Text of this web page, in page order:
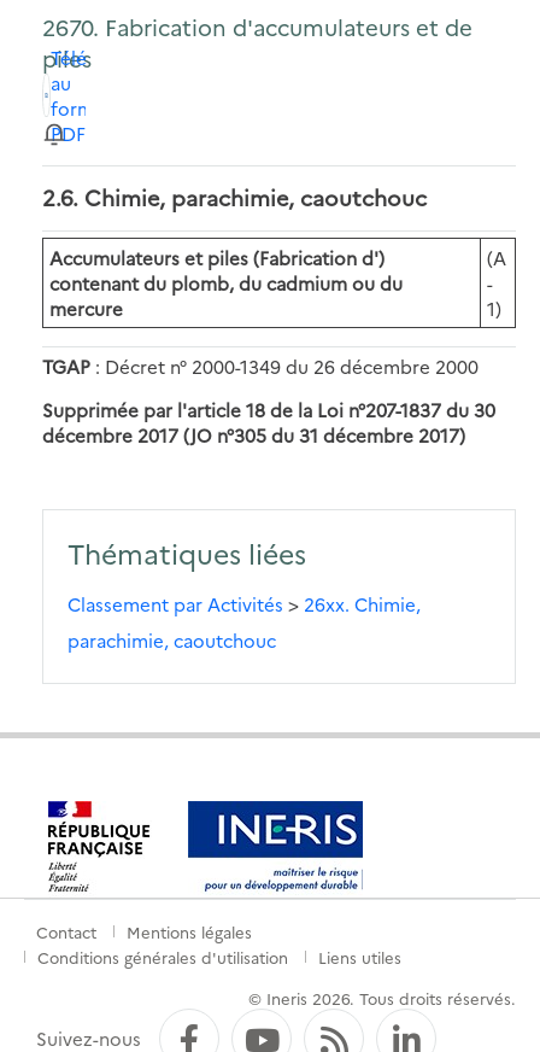
2670. Fabrication d'accumulateurs et de
piles
Télécharger
au
format
PDF
2.6. Chimie, parachimie, caoutchouc
Accumulateurs et piles (Fabrication d')
contenant du plomb, du cadmium ou du
mercure
(A
-
1)
TGAP : Décret n° 2000-1349 du 26 décembre 2000
Supprimée par l'article 18 de la Loi n°207-1837 du 30
décembre 2017 (JO n°305 du 31 décembre 2017)
Thématiques liées
Classement par Activités > 26xx. Chimie,
parachimie, caoutchouc
Menu
pied
Contact
Mentions légales
Conditions générales d'utilisation
Liens utiles
© Ineris 2026. Tous droits réservés.
Suivez-nous FacebookYouTube
Flux RSS